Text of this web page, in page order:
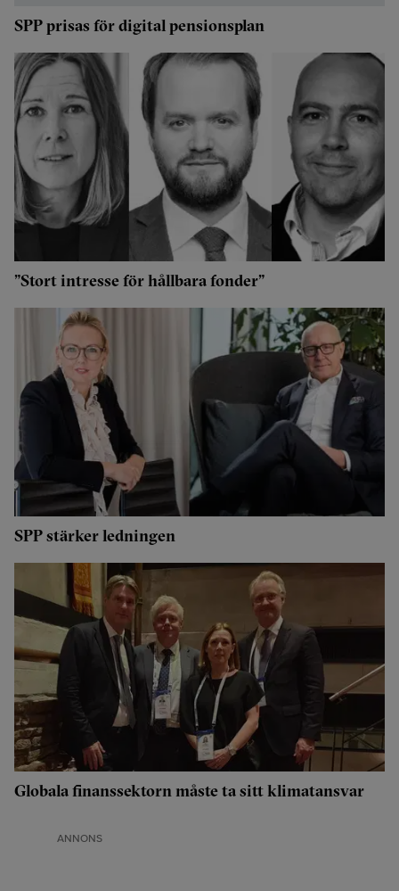
SPP prisas för digital pensionsplan
”Stort intresse för hållbara fonder”
SPP stärker ledningen
Globala finanssektorn måste ta sitt klimatansvar
ANNONS